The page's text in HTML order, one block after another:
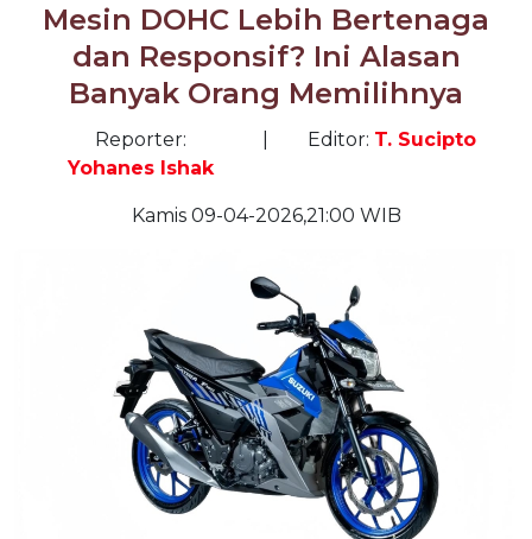
Mesin DOHC Lebih Bertenaga
dan Responsif? Ini Alasan
Banyak Orang Memilihnya
Reporter:
Yohanes Ishak
Editor: T. Sucipto
Kamis 09-04-2026,21:00 WIB